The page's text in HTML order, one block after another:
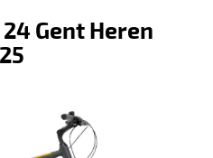
Gent Heren